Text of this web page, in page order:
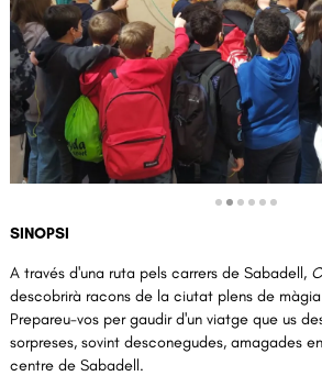
Diapositiva 2 de 6
SINOPSI
A través d'una ruta pels carrers de Sabadell,
descobrirà racons de la ciutat plens de
Prepareu-vos per gaudir d'un viatge que us
sorpreses, sovint desconegudes, amagades
centre de Sabadell.